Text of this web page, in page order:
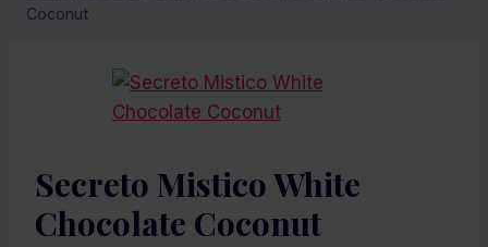
Coconut
Secreto Mistico White
Chocolate Coconut